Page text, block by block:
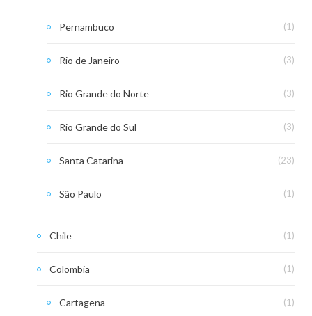
Pernambuco (1)
Rio de Janeiro (3)
Rio Grande do Norte (3)
Rio Grande do Sul (3)
Santa Catarina (23)
São Paulo (1)
Chile (1)
Colombia (1)
Cartagena (1)